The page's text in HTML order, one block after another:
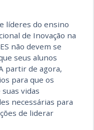
líderes do ensino
de Inovação na
não devem se
seus alunos
partir de agora,
para que os
vidas
necessárias para
de liderar